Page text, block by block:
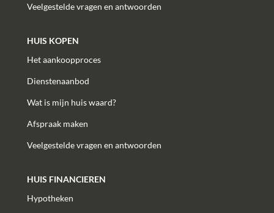
Veelgestelde vragen en antwoorden
HUIS KOPEN
Het aankoopproces
Dienstenaanbod
Wat is mijn huis waard?
Afspraak maken
Veelgestelde vragen en antwoorden
HUIS FINANCIEREN
Hypotheken